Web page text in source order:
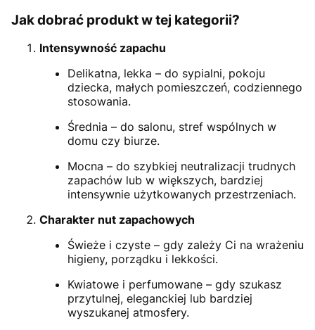
Jak dobrać produkt w tej kategorii?
Intensywność zapachu
Delikatna, lekka – do sypialni, pokoju
dziecka, małych pomieszczeń, codziennego
stosowania.
Średnia – do salonu, stref wspólnych w
domu czy biurze.
Mocna – do szybkiej neutralizacji trudnych
zapachów lub w większych, bardziej
intensywnie użytkowanych przestrzeniach.
Charakter nut zapachowych
Świeże i czyste – gdy zależy Ci na wrażeniu
higieny, porządku i lekkości.
Kwiatowe i perfumowane – gdy szukasz
przytulnej, eleganckiej lub bardziej
wyszukanej atmosfery.